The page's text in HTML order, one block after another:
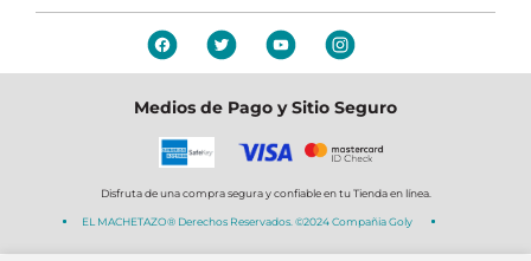
Medios de Pago y Sitio Seguro
Disfruta de una compra segura y confiable en tu Tienda en línea.
EL MACHETAZO® Derechos Reservados. ©2024 Compañia Goly